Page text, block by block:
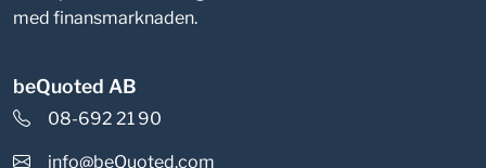
med finansmarknaden.
beQuoted AB
08-692 21 90
info@beQuoted.com